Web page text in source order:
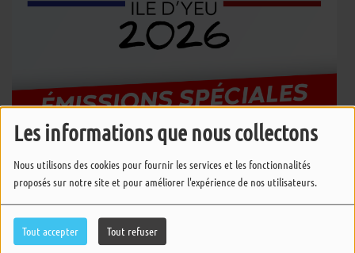
Les informations que nous collectons
Nous utilisons des cookies pour fournir les services et les fonctionnalités
proposés sur notre site et pour améliorer l'expérience de nos utilisateurs.
Tout accepter Tout refuser
Retrouvez toutes les interviews et émissions spéciales consacrées aux
élections municipales de l'Ile d'Yeuqui se déroulent les 15 et 22 mars
2026.